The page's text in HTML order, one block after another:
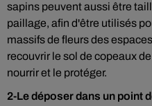
sapins peuvent aussi être
paillage, afin d'être utilisés
massifs de fleurs des
recouvrir le sol de copeaux
nourrir et le protéger.
2-Le déposer dans un point